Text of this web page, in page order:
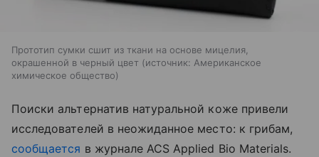
Прототип сумки сшит из ткани на основе мицелия,
окрашенной в черный цвет
источник: Американское
химическое общество
Поиски альтернатив натуральной коже привели
исследователей в неожиданное место: к грибам,
сообщается в журнале ACS Applied Bio Materials.